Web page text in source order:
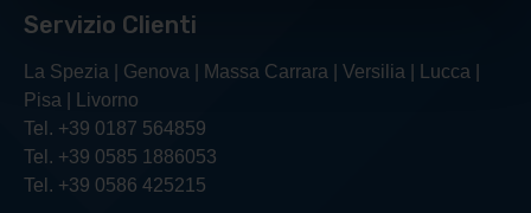
Servizio Clienti
La Spezia | Genova | Massa Carrara | Versilia | Lucca |
Pisa | Livorno
Tel. +39 0187 564859
Tel. +39 0585 1886053
Tel. +39 0586 425215